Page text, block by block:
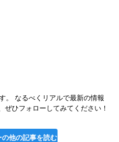
。 なるべくリアルで最新の情報
ぜひフォローしてみてください！
の他の記事を読む